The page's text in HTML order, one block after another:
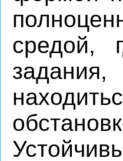
средой,
задания,